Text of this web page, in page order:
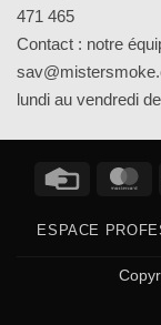
471 465
Contact : notre
lundi au vendredi
Credit
ESPACE